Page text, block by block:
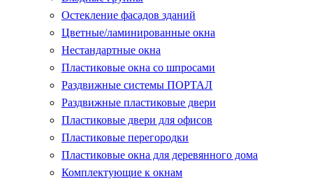
Остекление фасадов зданий
Цветные/ламинированные окна
Нестандартные окна
Пластиковые окна со шпросами
Раздвижные системы ПОРТАЛ
Раздвижные пластиковые двери
Пластиковые двери для офисов
Пластиковые перегородки
Пластиковые окна для деревянного дома
Комплектующие к окнам